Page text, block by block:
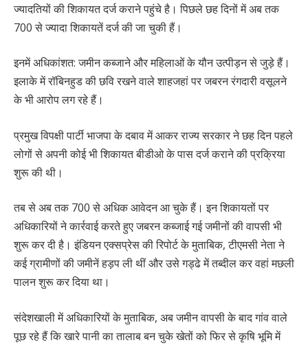
ज्यादतियों की शिकायत दर्ज कराने पहुंचे है। पिछले छह दिनों में अब तक
700 से ज्यादा शिकायतें दर्ज की जा चुकी हैं।
इनमें अधिकांशत: जमीन कब्जाने और महिलाओं के यौन उत्पीड़न से जुड़े हैं।
इलाके में रॉबिनहुड की छवि रखने वाले शाहजहां पर जबरन रंगदारी वसूलने
के भी आरोप लग रहे हैं।
प्रमुख विपक्षी पार्टी भाजपा के दबाव में आकर राज्य सरकार ने छह दिन पहले
लोगों से अपनी कोई भी शिकायत बीडीओ के पास दर्ज कराने की प्रक्रिया
शुरू की थी।
तब से अब तक 700 से अधिक आवेदन आ चुके हैं। इन शिकायतों पर
अधिकारियों ने कार्रवाई करते हुए जबरन कब्जाई गई जमीनों की वापसी भी
शुरू कर दी है। इंडियन एक्सप्रेस की रिपोर्ट के मुताबिक, टीएमसी नेता ने
कई ग्रामीणों की जमीनें हड़प ली थीं और उसे गड्ढे में तब्दील कर वहां मछली
पालन शुरू कर दिया था।
संदेशखाली में अधिकारियों के मुताबिक, अब जमीन वापसी के बाद गांव वाले
पूछ रहे हैं कि खारे पानी का तालाब बन चुके खेतों को फिर से कृषि भूमि में